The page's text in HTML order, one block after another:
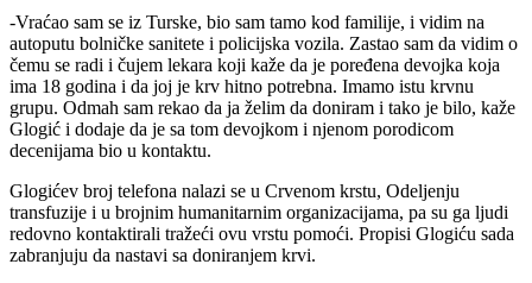
-Vraćao sam se iz Turske, bio sam tamo kod familije, i vidim na
autoputu bolničke sanitete i policijska vozila. Zastao sam da vidim o
čemu se radi i čujem lekara koji kaže da je poređena devojka koja
ima 18 godina i da joj je krv hitno potrebna. Imamo istu krvnu
grupu. Odmah sam rekao da ja želim da doniram i tako je bilo, kaže
Glogić i dodaje da je sa tom devojkom i njenom porodicom
decenijama bio u kontaktu.
Glogićev broj telefona nalazi se u Crvenom krstu, Odeljenju
transfuzije i u brojnim humanitarnim organizacijama, pa su ga ljudi
redovno kontaktirali tražeći ovu vrstu pomoći. Propisi Glogiću sada
zabranjuju da nastavi sa doniranjem krvi.